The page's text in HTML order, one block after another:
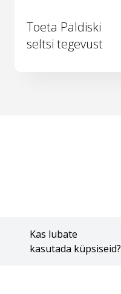
Kas lubate
kasutada küpsiseid?
Toeta Paldiski
seltsi tegevust